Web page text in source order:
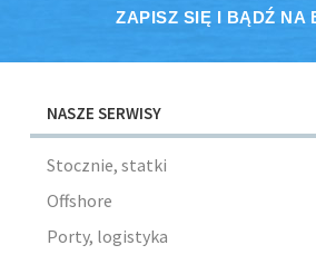
ZAPISZ SIĘ I BĄDŹ NA
NASZE SERWISY
Stocznie, statki
Offshore
Porty, logistyka